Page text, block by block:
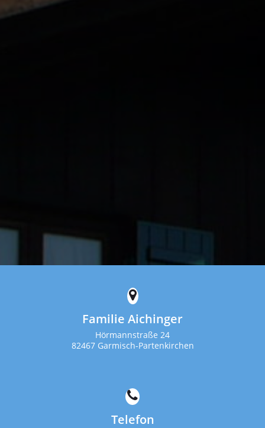
Familie Aichinger
Hörmannstraße 24
82467 Garmisch-Partenkirchen
Telefon